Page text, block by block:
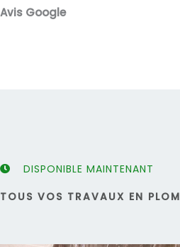
t
Avis Google
DISPONIBLE MAINTENANT
TOUS VOS TRAVAUX EN